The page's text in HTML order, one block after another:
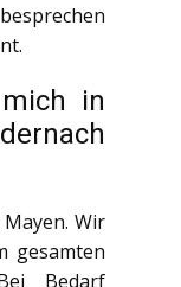
in
Wir
gesamten
Bedarf